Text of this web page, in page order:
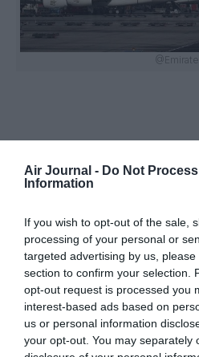
Air Journal - Do Not
Information
If you wish to opt-out of the sale,
processing of your personal or
targeted advertising by us,
section to confirm your selection.
opt-out request is processed you
interest-based ads based on
us or personal information
your opt-out. You may separately
@Emirates
Vous avez
Soutenez-nous,
NOUS
PARTAGER